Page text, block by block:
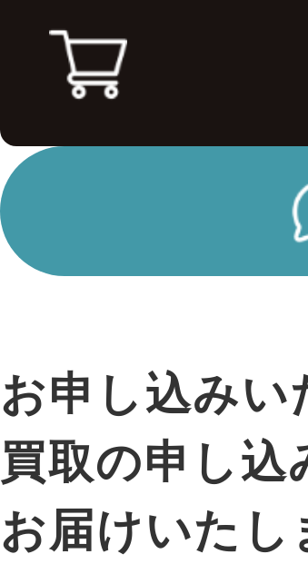
お申し込みい
買取の申し込
お届けいたし